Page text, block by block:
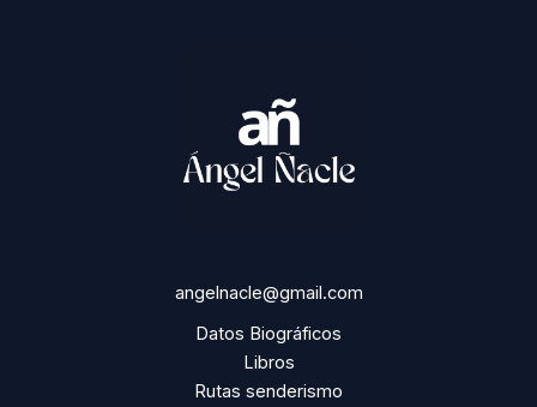
angelnacle@gmail.com
Datos Biográficos
Libros
Rutas senderismo